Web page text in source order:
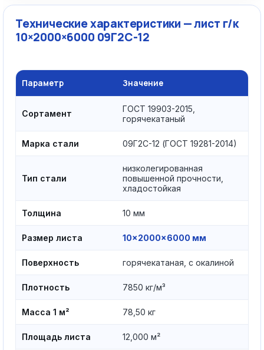
Технические характеристики — лист г/к
10×2000×6000 09Г2С-12
Параметр Значение
Сортамент
ГОСТ 19903-2015,
горячекатаный
Марка стали 09Г2С-12 (ГОСТ 19281-2014)
Тип стали
низколегированная
повышенной прочности,
хладостойкая
Толщина 10 мм
Размер листа 10×2000×6000 мм
Поверхность горячекатаная, с окалиной
Плотность 7850 кг/м³
Масса 1 м² 78,50 кг
Площадь листа 12,000 м²